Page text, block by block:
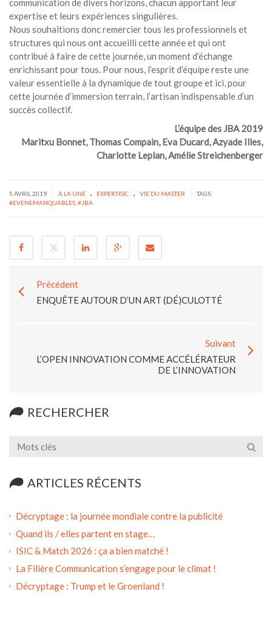
communication de divers horizons, chacun apportant leur
expertise et leurs expériences singulières.
Nous souhaitions donc remercier tous les professionnels et
structures qui nous ont accueilli cette année et qui ont
contribué à faire de cette journée, un moment d’échange
enrichissant pour tous. Pour nous, l’esprit d’équipe reste une
valeur essentielle à la dynamique de tout groupe et ici, pour
cette journée d’immersion terrain, l’artisan indispensable d’un
succès collectif.
L’équipe des JBA 2019
Maritxu Bonnet, Thomas Compain, Eva Ducard, Azyade Illes,
Charlotte Leplan, Amélie Streichenberger
5 AVRIL 2019 A LA UNE . EXPERTISIC . VIE DU MASTER
TAGS:
#EVENEMANQUABLES #JBA
Précédent
ENQUÊTE AUTOUR D’UN ART (DÉ)CULOTTÉ
Suivant
L’OPEN INNOVATION COMME ACCÉLÉRATEUR
DE L’INNOVATION
RECHERCHER
ARTICLES RÉCENTS
Décryptage : la journée mondiale contre la publicité
Quand ils / elles partent en stage…
ISIC & Match 2026 : ça a bien matché !
La Filière Communication s’engage pour le climat !
Décryptage : Trump et le Groenland !